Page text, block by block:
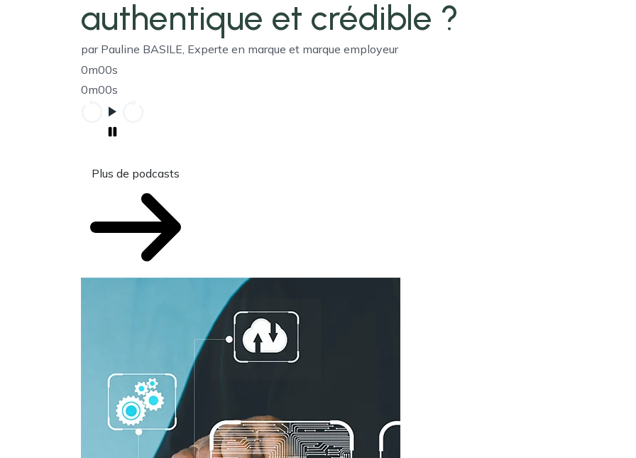
authentique et crédible ?
par Pauline BASILE, Experte en marque et marque employeur
0m00s
0m00s
Plus de podcasts